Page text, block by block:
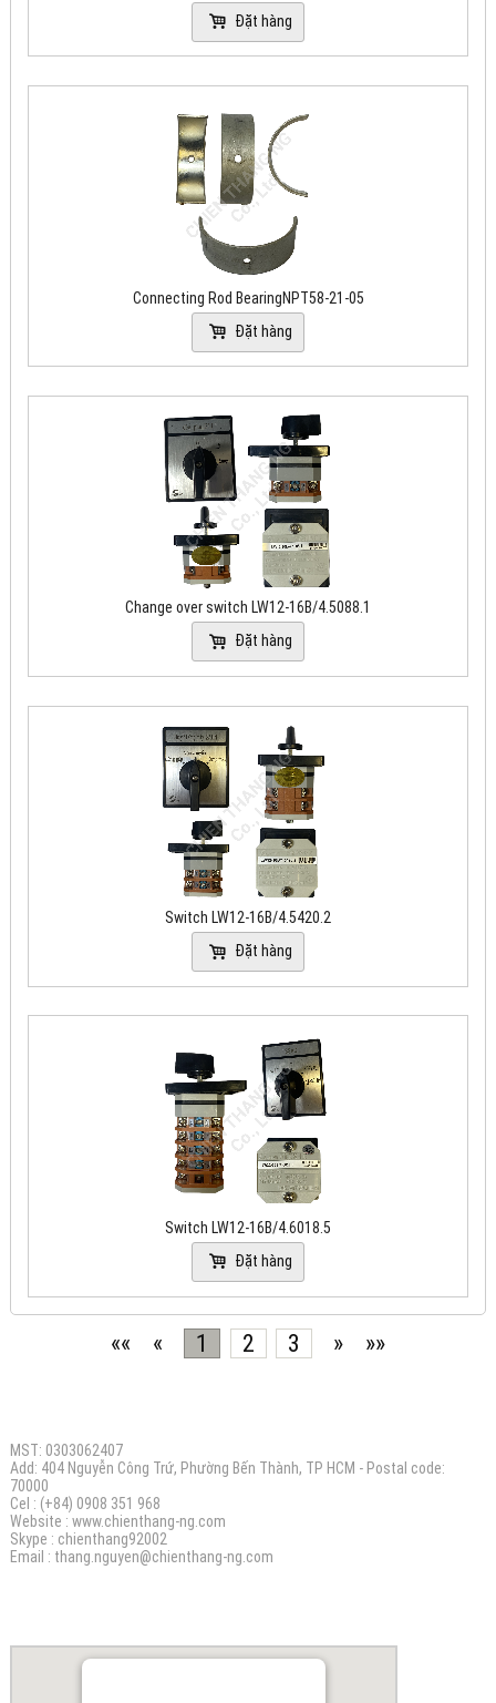
Đặt hàng
Connecting Rod BearingNPT58-21-05
Đặt hàng
Change over switch LW12-16B/4.5088.1
Đặt hàng
Switch LW12-16B/4.5420.2
Đặt hàng
Switch LW12-16B/4.6018.5
Đặt hàng
«« « 1 2 3 » »»
MST: 0303062407
Add: 404 Nguyễn Công Trứ, Phường Bến Thành, TP HCM - Postal code:
70000
Cel : (+84) 0908 351 968
Website : www.chienthang-ng.com
Skype : chienthang92002
Email : thang.nguyen@chienthang-ng.com